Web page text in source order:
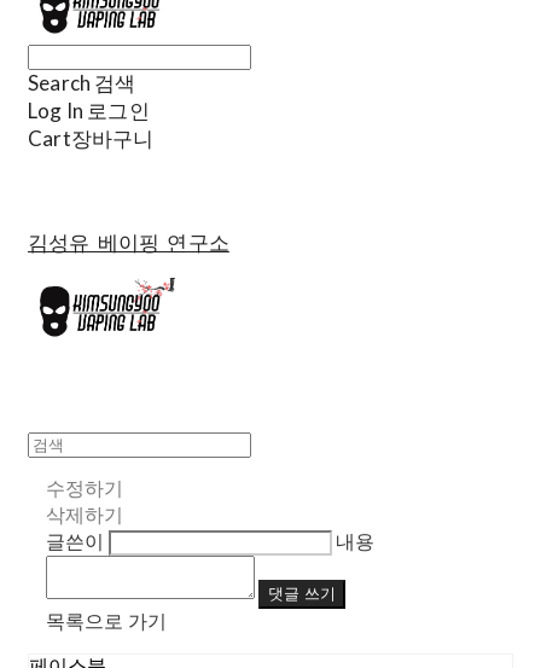
Search 검색
Log In 로그인
Cart장바구니
김성유 베이핑 연구소
수정하기
삭제하기
글쓴이
내용
댓글 쓰기
목록으로 가기